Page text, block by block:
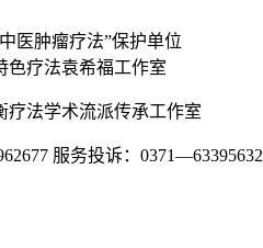
医肿瘤疗法”保护单位
色疗法袁希福工作室
疗法学术流派传承工作室
服务投诉：0371—63395632